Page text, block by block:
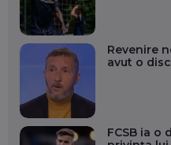
Revenire
avut o
FCSB ia o